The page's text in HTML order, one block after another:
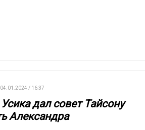
04.01.2024 / 16:37
дал совет Тайсону
Александра